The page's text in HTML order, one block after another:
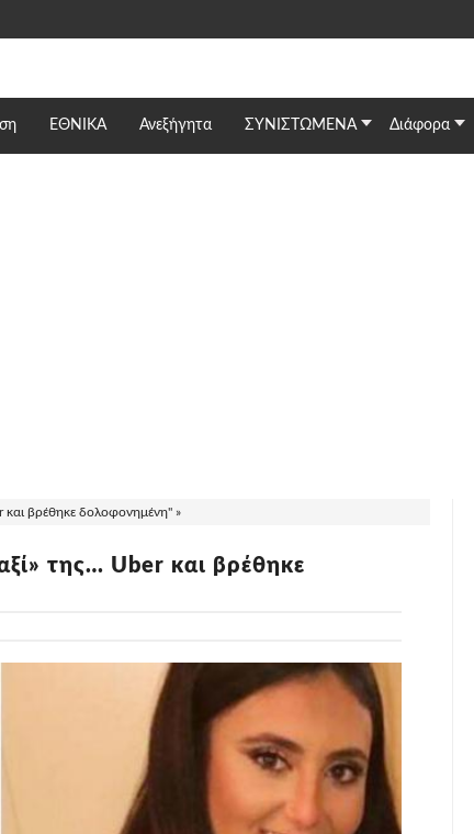
ΕΘΝΙΚΆ Ανεξήγητα ΣΥΝΙΣΤΩΜΕΝΑ Διάφορα
βρέθηκε δολοφονημένη" »
της… Uber και βρέθηκε